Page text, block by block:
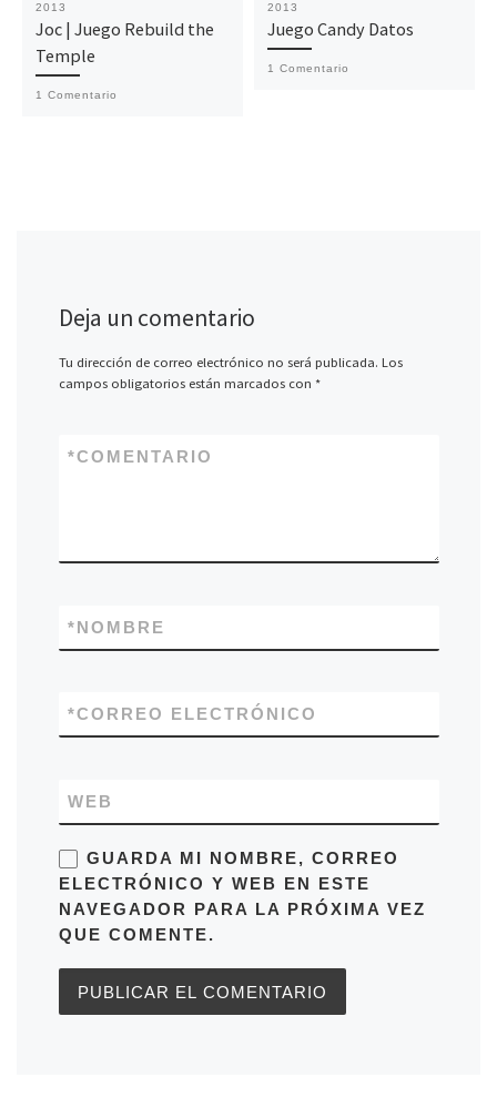
2013
Joc | Juego Rebuild the
Temple
1 Comentario
2013
Juego Candy Datos
1 Comentario
Deja un comentario
Tu dirección de correo electrónico no será publicada. Los
campos obligatorios están marcados con *
COMENTARIO
*
NOMBRE
*
CORREO ELECTRÓNICO
*
WEB
GUARDA MI NOMBRE, CORREO
ELECTRÓNICO Y WEB EN ESTE
NAVEGADOR PARA LA PRÓXIMA VEZ
QUE COMENTE.